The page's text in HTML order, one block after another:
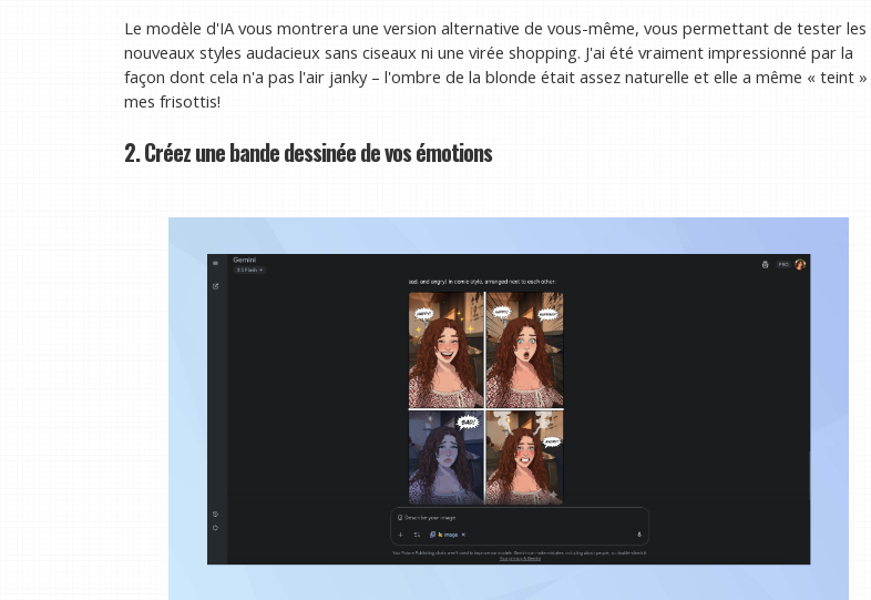
Le modèle d'IA vous montrera une version alternative de vous-même, vous permettant de tester les
nouveaux styles audacieux sans ciseaux ni une virée shopping. J'ai été vraiment impressionné par la
façon dont cela n'a pas l'air janky – l'ombre de la blonde était assez naturelle et elle a même « teint »
mes frisottis!
2. Créez une bande dessinée de vos émotions